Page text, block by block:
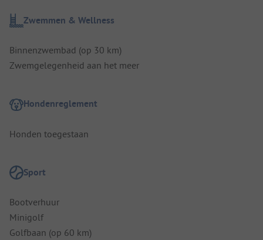
Zwemmen & Wellness
Binnenzwembad (op 30 km)
Zwemgelegenheid aan het meer
Hondenreglement
Honden toegestaan
Sport
Bootverhuur
Minigolf
Golfbaan (op 60 km)